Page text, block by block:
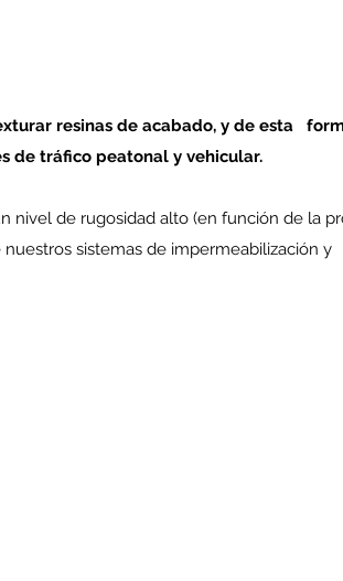
resinas de acabado, y de esta
de tráfico peatonal y vehicular.
nivel de rugosidad alto (en función de la
sistemas de impermeabilización y